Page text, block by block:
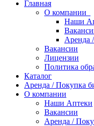
Главная
О компании
Наши
Аренда
Вакансии
Лицензии
Политика
Каталог
Аренда / Покупка
О компании
Наши Аптеки
Вакансии
Аренда /